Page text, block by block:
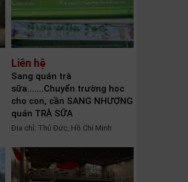
Liên hệ
Sang quán trà
sữa.......Chuyển trường học
cho con, cần SANG NHƯỢNG
quán TRÀ SỮA
Địa chỉ: Thủ Đức, Hồ Chí Minh